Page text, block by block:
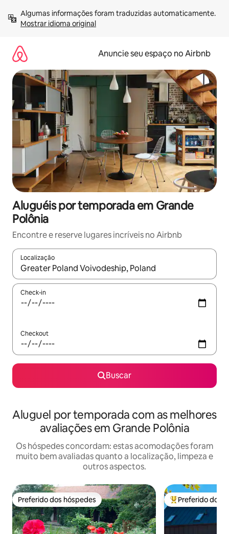
para
Mostrar idioma original
Anuncie seu espaço no Airbnb
Aluguéis por temporada em Grande
Polônia
Encontre e reserve lugares incríveis no Airbnb
Localização
Quando os resultados estiverem disponíveis, explore-os
Check-in
Checkout
Buscar
Aluguel por temporada com as melhores
avaliações em Grande Polônia
Os hóspedes concordam: estas acomodações foram
muito bem avaliadas quanto a localização, limpeza e
outros aspectos.
Preferido dos hóspedes
Preferido dos hóspedes Entre os
Preferido dos